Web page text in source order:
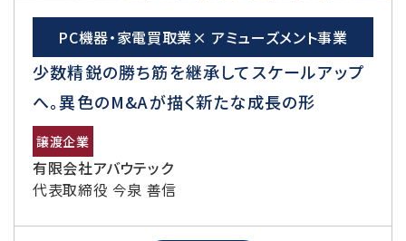
PC機器・家電買取業× アミューズメント事業
少数精鋭の勝ち筋を継承してスケールアップ
へ。異色のM&Aが描く新たな成長の形
譲渡企業
有限会社アバウテック
代表取締役 今泉 善信